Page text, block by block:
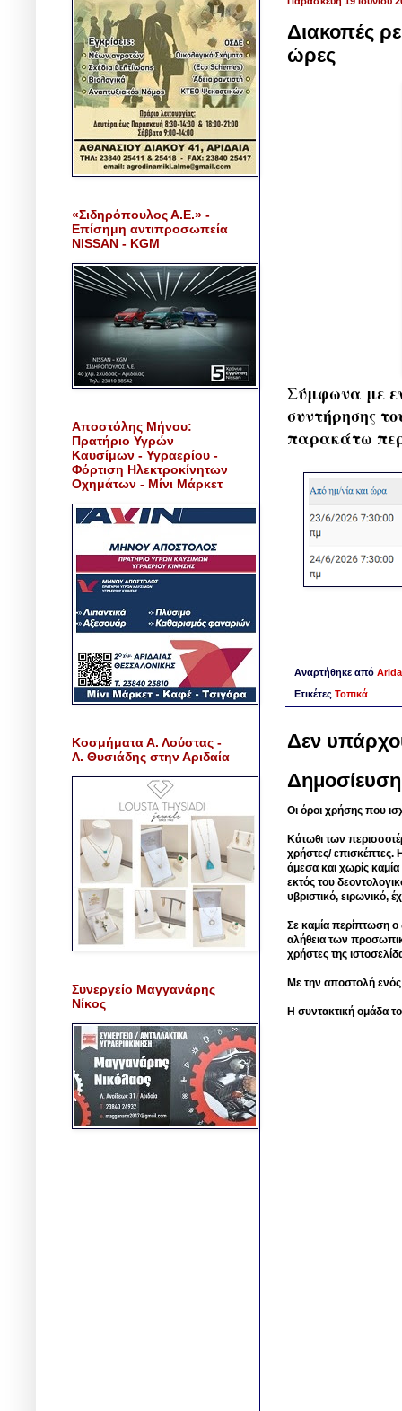
Διακοπές
ώρες
Σύμφωνα με
συντήρησης
παρακάτω
Αναρτήθηκε από
Ετικέτες Τοπικά
Δεν
Οι όροι χρήσης που
Κάτωθι των
χρήστες/ επισκέπτες.
άμεσα και χωρίς
εκτός του
υβριστικό, ειρωνικό,
Σε καμία περίπτωση ο
αλήθεια των
χρήστες της
Με την αποστολή
Η συντακτική ομάδα
«Σιδηρόπουλος Α.Ε.» -
Επίσημη αντιπροσωπεία
NISSAN - KGM
Αποστόλης Μήνου:
Πρατήριο Υγρών
Καυσίμων - Υγραερίου -
Φόρτιση Ηλεκτροκίνητων
Οχημάτων - Μίνι Μάρκετ
Κοσμήματα Α. Λούστας -
Λ. Θυσιάδης στην Αριδαία
Συνεργείο Μαγγανάρης
Νίκος